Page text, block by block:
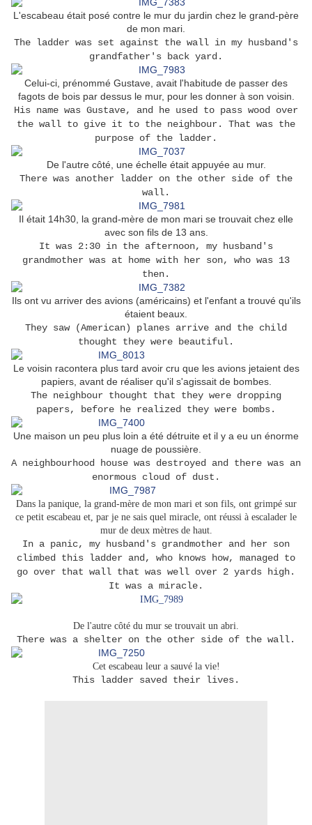
L'escabeau était posé contre le mur du jardin chez le grand-père
de mon mari.
The ladder was set against the wall in my husband's
grandfather's back yard.
Celui-ci, prénommé Gustave, avait l'habitude de passer des
fagots de bois par dessus le mur, pour les donner à son voisin.
His name was Gustave, and he used to pass wood over
the wall to give it to the neighbour. That was the
purpose of the ladder.
De l'autre côté, une échelle était appuyée au mur.
There was another ladder on the other side of the
wall.
Il était 14h30, la grand-mère de mon mari se trouvait chez elle
avec son fils de 13 ans.
It was 2:30 in the afternoon, my husband's
grandmother was at home with her son, who was 13
then.
Ils ont vu arriver des avions (américains) et l'enfant a trouvé qu'ils
étaient beaux.
They saw (American) planes arrive and the child
thought they were beautiful.
Le voisin racontera plus tard avoir cru que les avions jetaient des
papiers, avant de réaliser qu'il s'agissait de bombes.
The neighbour thought that they were dropping
papers, before he realized they were bombs.
Une maison un peu plus loin a été détruite et il y a eu un énorme
nuage de poussière.
A neighbourhood house was destroyed and there was an
enormous cloud of dust.
Dans la panique, la grand-mère de mon mari et son fils, ont grimpé sur
ce petit escabeau et, par je ne sais quel miracle, ont réussi à escalader le
mur de deux mètres de haut.
In a panic, my husband's grandmother and her son
climbed this ladder and, who knows how, managed to
go over that wall that was well over 2 yards high.
It was a miracle.
De l'autre côté du mur se trouvait un abri.
There was a shelter on the other side of the wall.
Cet escabeau leur a sauvé la vie!
This ladder saved their lives.